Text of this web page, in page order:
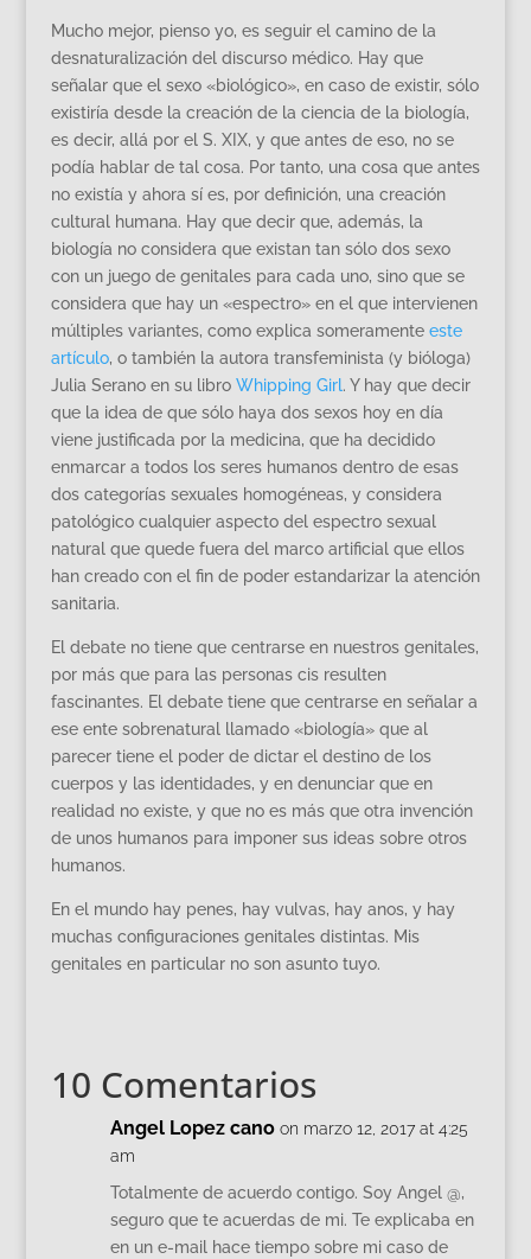
Mucho mejor, pienso yo, es seguir el camino de la
desnaturalización del discurso médico. Hay que
señalar que el sexo «biológico», en caso de existir, sólo
existiría desde la creación de la ciencia de la biología,
es decir, allá por el S. XIX, y que antes de eso, no se
podía hablar de tal cosa. Por tanto, una cosa que antes
no existía y ahora sí es, por definición, una creación
cultural humana. Hay que decir que, además, la
biología no considera que existan tan sólo dos sexo
con un juego de genitales para cada uno, sino que se
considera que hay un «espectro» en el que intervienen
múltiples variantes, como explica someramenteeste
artículo, o también la autora transfeminista (y bióloga)
Julia Serano en su libro Whipping Girl. Y hay que decir
que la idea de que sólo haya dos sexos hoy en día
viene justificada por la medicina, que ha decidido
enmarcar a todos los seres humanos dentro de esas
dos categorías sexuales homogéneas, y considera
patológico cualquier aspecto del espectro sexual
natural que quede fuera del marco artificial que ellos
han creado con el fin de poder estandarizar la atención
sanitaria.
El debate no tiene que centrarse en nuestros genitales,
por más que para las personas cis resulten
fascinantes. El debate tiene que centrarse en señalar a
ese ente sobrenatural llamado «biología» que al
parecer tiene el poder de dictar el destino de los
cuerpos y las identidades, y en denunciar que en
realidad no existe, y que no es más que otra invención
de unos humanos para imponer sus ideas sobre otros
humanos.
En el mundo hay penes, hay vulvas, hay anos, y hay
muchas configuraciones genitales distintas. Mis
genitales en particular no son asunto tuyo.
10 Comentarios
Angel Lopez cano on marzo 12, 2017 at 4:25
am
Totalmente de acuerdo contigo. Soy Angel @,
seguro que te acuerdas de mi. Te explicaba en
en un e-mail hace tiempo sobre mi caso de